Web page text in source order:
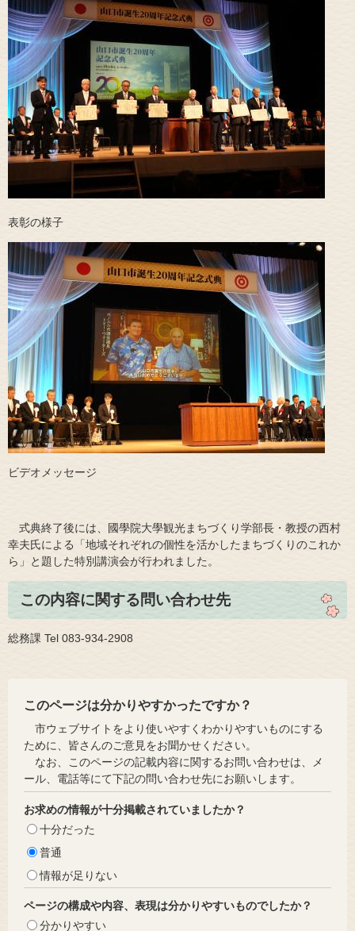
​​​​表彰の様子
ビデオメッセージ
式典終了後には、國學院大學観光まちづくり学部長・教授の西村
幸夫氏による「地域それぞれの個性を活かしたまちづくりのこれか
ら」と題した特別講演会が行われました。
この内容に関する問い合わせ先
総務課 Tel 083-934-2908
このページは分かりやすかったですか？
市ウェブサイトをより使いやすくわかりやすいものにする
ために、皆さんのご意見をお聞かせください。
なお、このページの記載内容に関するお問い合わせは、メ
ール、電話等にて下記の問い合わせ先にお願いします。
お求めの情報が十分掲載されていましたか？
十分だった
普通
情報が足りない
ページの構成や内容、表現は分かりやすいものでしたか？
分かりやすい